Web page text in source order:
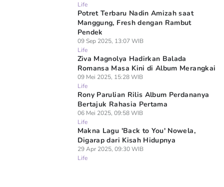
Life
Potret Terbaru Nadin Amizah saat
Manggung, Fresh dengan Rambut
Pendek
09 Sep 2025, 13:07 WIB
Life
Ziva Magnolya Hadirkan Balada
Romansa Masa Kini di Album Merangkai
09 Mei 2025, 15:28 WIB
Life
Rony Parulian Rilis Album Perdananya
Bertajuk Rahasia Pertama
06 Mei 2025, 09:58 WIB
Life
Makna Lagu 'Back to You' Nowela,
Digarap dari Kisah Hidupnya
29 Apr 2025, 09:30 WIB
Life